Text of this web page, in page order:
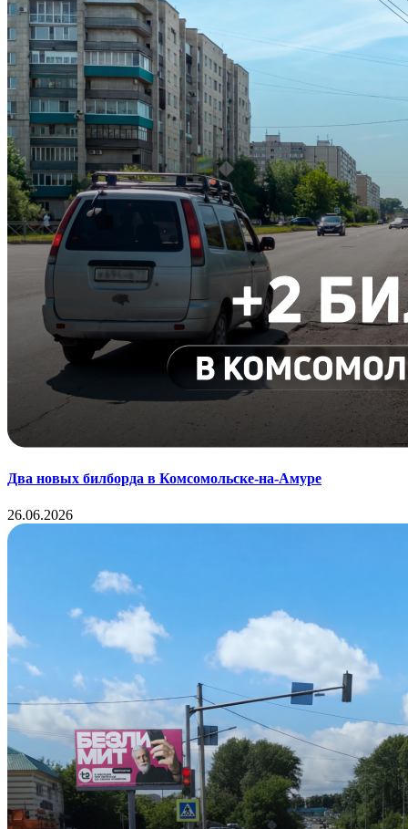
Два новых билборда в Комсомольске-на-Амуре
26.06.2026